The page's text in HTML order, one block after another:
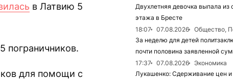
в Латвию 5
пограничников.
для помощи с
Двухлетняя девочка выпала из
этажа в Бресте
18:07
07.08.2026
Общество,
За неделю для детей
почти половина заявленной
17:37
07.08.2026
Экономика
Лукашенко: Сдерживание цен и